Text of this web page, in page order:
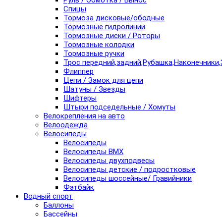
Спицы
Тормоза дисковые/ободные
Тормозные гидролинии
Тормозные диски / Роторы
Тормозные колодки
Тормозные ручки
Трос
Флиппер
Цепи / Замок для цепи
Шатуны / Звезды
Шифтеры
Штыри подседельные / Хомуты
Велокрепления на авто
Велоодежда
Велосипеды
Велосипеды
Велосипеды BMX
Велосипеды двухподвесы
Велосипеды детские / подростковые
Велосипеды шоссейные/ Гравийники
Фэтбайк
Водный спорт
Баллоны
Бассейны